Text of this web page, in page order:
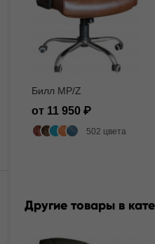
Билл MP/Z
от 11 950
502 цвета
Другие товары в